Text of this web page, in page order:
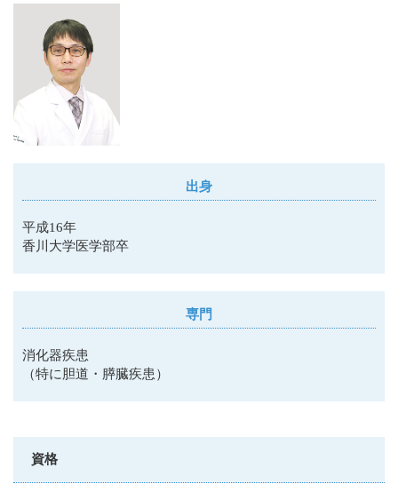
出身
平成16年
香川大学医学部卒
専門
消化器疾患
（特に胆道・膵臓疾患）
資格